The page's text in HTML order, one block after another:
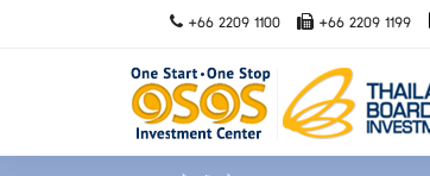
+66 2209 1100 +66 2209 1199